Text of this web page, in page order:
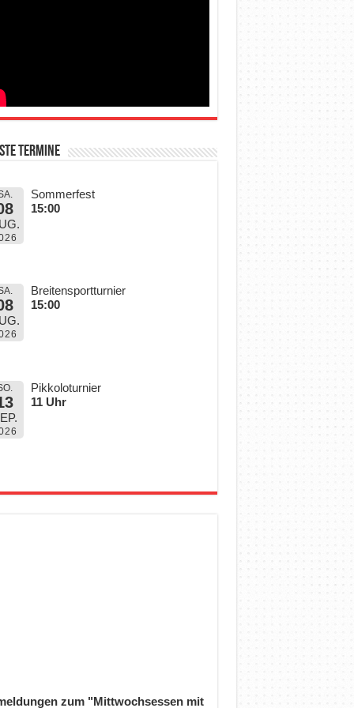
Termine
Sommerfest
15:00
Breitensportturnier
15:00
Pikkoloturnier
11 Uhr
zum "Mittwochsessen mit